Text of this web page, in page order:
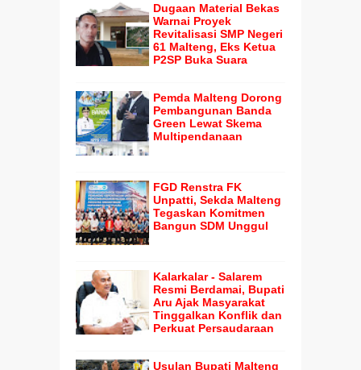
Dugaan Material Bekas
Warnai Proyek
Revitalisasi SMP Negeri
61 Malteng, Eks Ketua
P2SP Buka Suara
Pemda Malteng Dorong
Pembangunan Banda
Green Lewat Skema
Multipendanaan
FGD Renstra FK
Unpatti, Sekda Malteng
Tegaskan Komitmen
Bangun SDM Unggul
Kalarkalar - Salarem
Resmi Berdamai, Bupati
Aru Ajak Masyarakat
Tinggalkan Konflik dan
Perkuat Persaudaraan
Usulan Bupati Malteng